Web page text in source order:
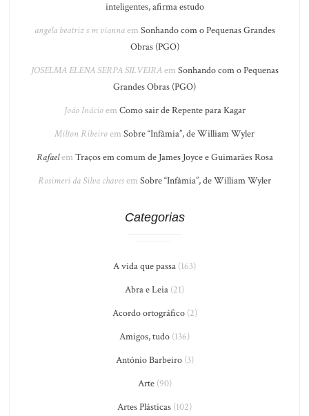
inteligentes, afirma estudo
angela beatriz s m viannaem Sonhando com o Pequenas Grandes
Obras (PGO)
JOSELMA ELENA SERPA SILVEIRAem Sonhando com o Pequenas
Grandes Obras (PGO)
João Inácioem Como sair de Repente para Kagar
Milton Ribeiroem Sobre “Infâmia”, de William Wyler
Rafaelem Traços em comum de James Joyce e Guimarães Rosa
Rosimeri da Silva chavesem Sobre “Infâmia”, de William Wyler
Categorias
A vida que passa (163)
Abra e Leia (21)
Acordo ortográfico(2)
Amigos, tudo (136)
António Barbeiro(3)
Arte(90)
Artes Plásticas (102)